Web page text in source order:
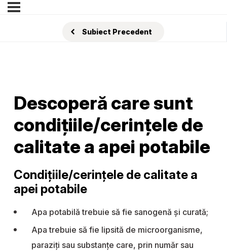
Subiect Precedent
Descoperă care sunt
condițiile/cerințele de
calitate a apei potabile
Condițiile/cerințele de calitate a
apei potabile
Apa potabilă trebuie să fie sanogenă și curată;
Apa trebuie să fie lipsită de microorganisme,
paraziți sau substanțe care, prin număr sau